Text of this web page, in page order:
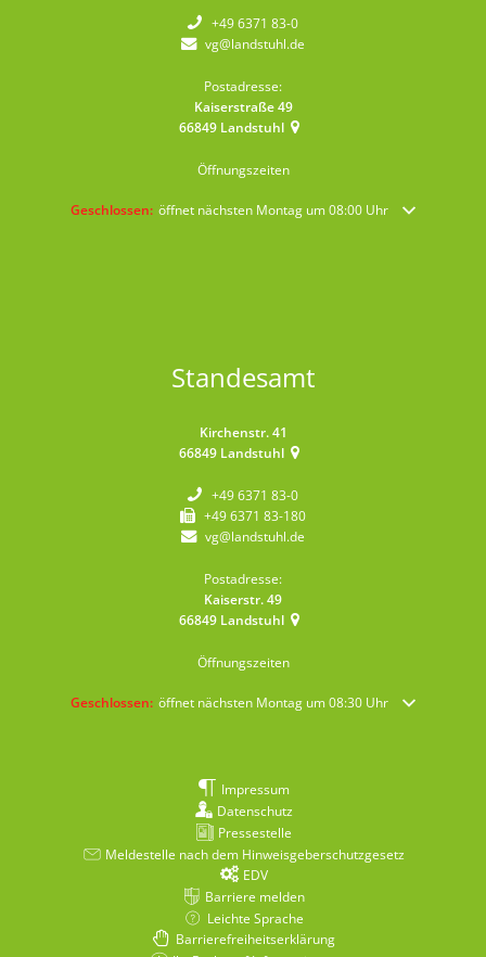
+49 6371 83-0
vg@landstuhl.de
Postadresse:
Kaiserstraße 49
66849 Landstuhl
Öffnungszeiten
Klicken, um weitere Öffnungs- oder Schließzeiten auszublenden
Geschlossen: öffnet nächsten Montag um 08:00 Uhr
Standesamt
Kirchenstr. 41
66849 Landstuhl
+49 6371 83-0
+49 6371 83-180
vg@landstuhl.de
Postadresse:
Kaiserstr. 49
66849 Landstuhl
Öffnungszeiten
Klicken, um weitere Öffnungs- oder Schließzeiten auszublenden
Geschlossen: öffnet nächsten Montag um 08:30 Uhr
Impressum
Datenschutz
Pressestelle
Meldestelle nach dem Hinweisgeberschutzgesetz
EDV
Barriere melden
Leichte Sprache
Barrierefreiheitserklärung